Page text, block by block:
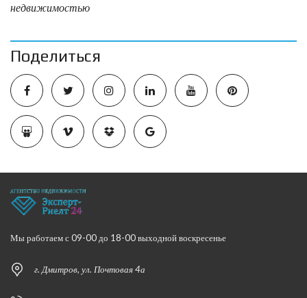
недвижимостью
Поделиться
Мы работаем с 09-00 до 18-00 выходной воскресенье
г. Дмитров, ул. Почтовая 4а